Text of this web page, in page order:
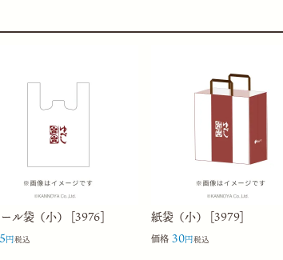
ル袋（小） [3976]
5 税込
紙袋（小） [3979]
価格 30 税込